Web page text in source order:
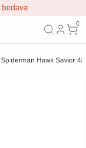
0
Hawk Savior